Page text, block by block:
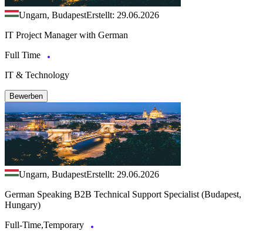
Ungarn, BudapestErstellt: 29.06.2026
IT Project Manager with German
Full Time
IT & Technology
Bewerben
Ungarn, BudapestErstellt: 29.06.2026
German Speaking B2B Technical Support Specialist (Budapest,
Hungary)
Full-Time,Temporary